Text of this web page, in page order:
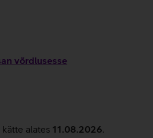
võrdlusesse
kätte alates 11.08.2026